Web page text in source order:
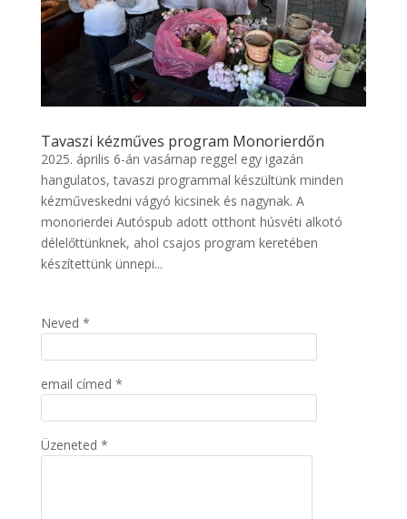
Tavaszi kézműves program Monorierdőn
2025. április 6-án vasárnap reggel egy igazán
hangulatos, tavaszi programmal készültünk minden
kézműveskedni vágyó kicsinek és nagynak. A
monorierdei Autóspub adott otthont húsvéti alkotó
délelőttünknek, ahol csajos program keretében
készítettünk ünnepi...
Neved *
email címed *
Üzeneted *